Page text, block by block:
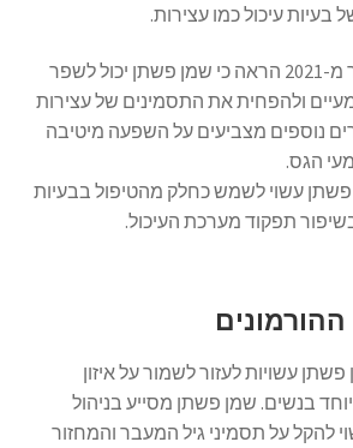
בעיות עיכול כמו עצירות.
: מחקר מ-2021 הראה כי שמן פשתן יכול לשפר
ולהפחית את התסמינים של עצירות
נוספים מצביעים על השפעה מיטיבה
הגס.
עשוי לשמש כחלק מהטיפול בבעיות
בשיפור תפקוד מערכת העיכול.
ההורמונים
עשויות לעזור לשמור על איזון
בנשים. שמן פשתן מסייע בניהול
להקל על תסמיני גיל המעבר והמחזור